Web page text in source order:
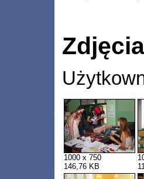
Zdjęcia
1000 x 750
146,76 KB